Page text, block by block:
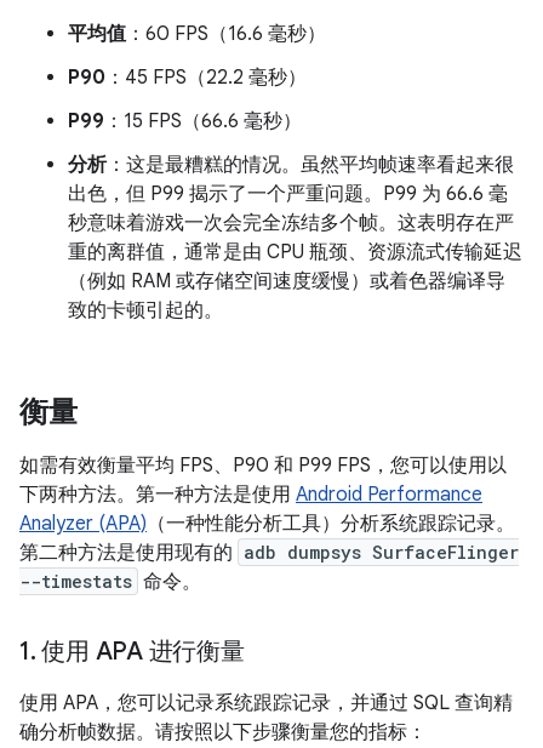
平均值：60 FPS（16.6 毫秒）
P90 ：45 FPS（22.2 毫秒）
P99 ：15 FPS（66.6 毫秒）
分析：这是最糟糕的情况。虽然平均帧速率看起来很
出色，但 P99 揭示了一个严重问题。P99 为 66.6 毫
秒意味着游戏一次会完全冻结多个帧。这表明存在严
重的离群值，通常是由 CPU 瓶颈、资源流式传输延迟
（例如 RAM 或存储空间速度缓慢）或着色器编译导
致的卡顿引起的。
衡量
如需有效衡量平均 FPS、P90 和 P99 FPS，您可以使用以
下两种方法。第一种方法是使用 Android Performance
Analyzer (APA) （一种性能分析工具）分析系统跟踪记录。
第二种方法是使用现有的 adb dumpsys SurfaceFlinger
--timestats 命令。
1. 使用 APA 进行衡量
使用 APA，您可以记录系统跟踪记录，并通过 SQL 查询精
确分析帧数据。请按照以下步骤衡量您的指标：